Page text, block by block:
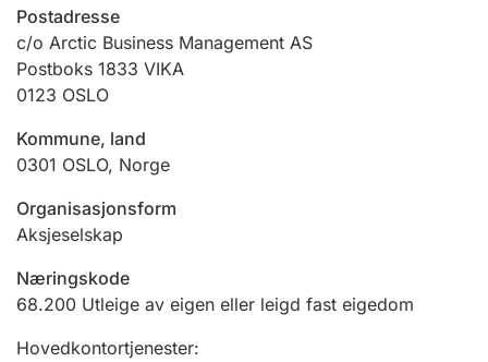
Andre tema
Postadresse
c/o Arctic Business Management AS
Postboks 1833 VIKA
0123 OSLO
Kommune, land
0301 OSLO, Norge
Organisasjonsform
Aksjeselskap
Næringskode
68.200 Utleige av eigen eller leigd fast eigedom
Hovedkontortjenester: